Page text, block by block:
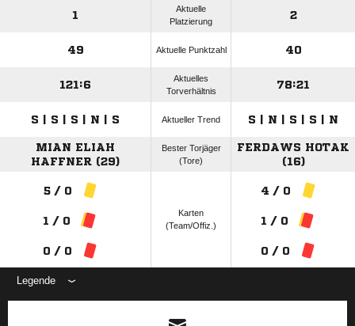
1
Aktuelle
Platzierung
2
49 Aktuelle Punktzahl 40
121:6
Aktuelles
Torverhältnis
78:21
S | S | S | N | S Aktueller Trend S | N | S | S | N
MIAN ELIAH
HAFFNER (29)
Bester Torjäger
(Tore)
FERDAWS HOTAK
(16)
5 / 0
1 / 0
0 / 0
Karten
(Team/Offiz.)
4 / 0
1 / 0
0 / 0
Legende
ANZEIGE